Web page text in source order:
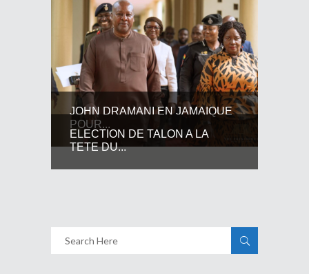
JOHN DRAMANI EN JAMAIQUE
POUR...
ELECTION DE TALON A LA
TETE DU...